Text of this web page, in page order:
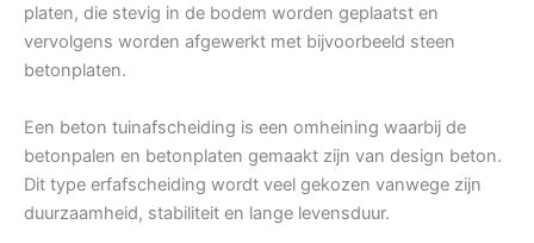
platen, die stevig in de bodem worden geplaatst en
vervolgens worden afgewerkt met bijvoorbeeld steen
betonplaten.
Een beton tuinafscheiding is een omheining waarbij de
betonpalen en betonplaten gemaakt zijn van design beton.
Dit type erfafscheiding wordt veel gekozen vanwege zijn
duurzaamheid, stabiliteit en lange levensduur.